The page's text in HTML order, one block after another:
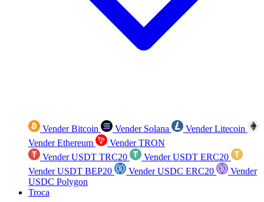
Vender Bitcoin Vender Solana
Vender Litecoin
Vender Ethereum
Vender TRON
Vender USDT TRC20
Vender USDT ERC20
Vender USDT BEP20
Vender USDC ERC20
Vender
USDC Polygon
Troca